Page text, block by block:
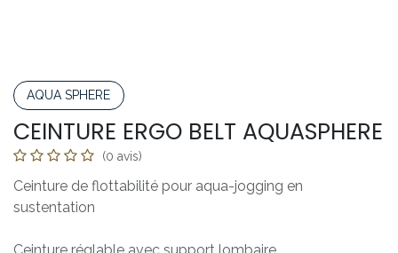
AQUA SPHERE
CEINTURE ERGO BELT AQUASPHERE
(0 avis)
Ceinture de flottabilité pour aqua-jogging en
sustentation
Ceinture réglable avec support lombaire